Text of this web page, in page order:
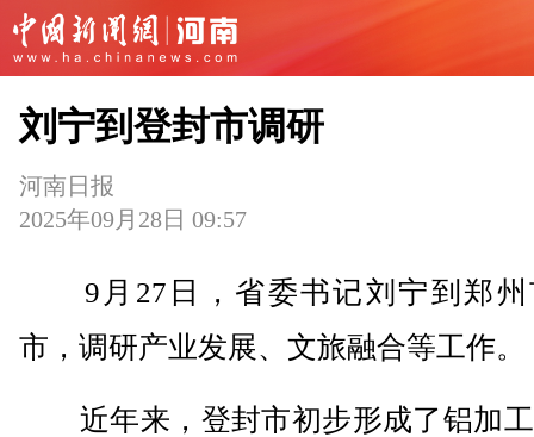
刘宁到登封市调研
河南日报
2025年09月28日 09:57
9月27日，省委书记刘宁到郑州
市，调研产业发展、文旅融合等工作。
近年来，登封市初步形成了铝加